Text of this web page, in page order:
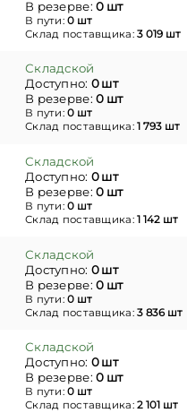
В резерве:0 шт
В пути:0 шт
Склад поставщика:3 019 шт
Складской
Доступно: 0 шт
В резерве:0 шт
В пути:0 шт
Склад поставщика:1 793 шт
Складской
Доступно: 0 шт
В резерве:0 шт
В пути:0 шт
Склад поставщика:1 142 шт
Складской
Доступно: 0 шт
В резерве:0 шт
В пути:0 шт
Склад поставщика:3 836 шт
Складской
Доступно: 0 шт
В резерве:0 шт
В пути:0 шт
Склад поставщика:2 101 шт